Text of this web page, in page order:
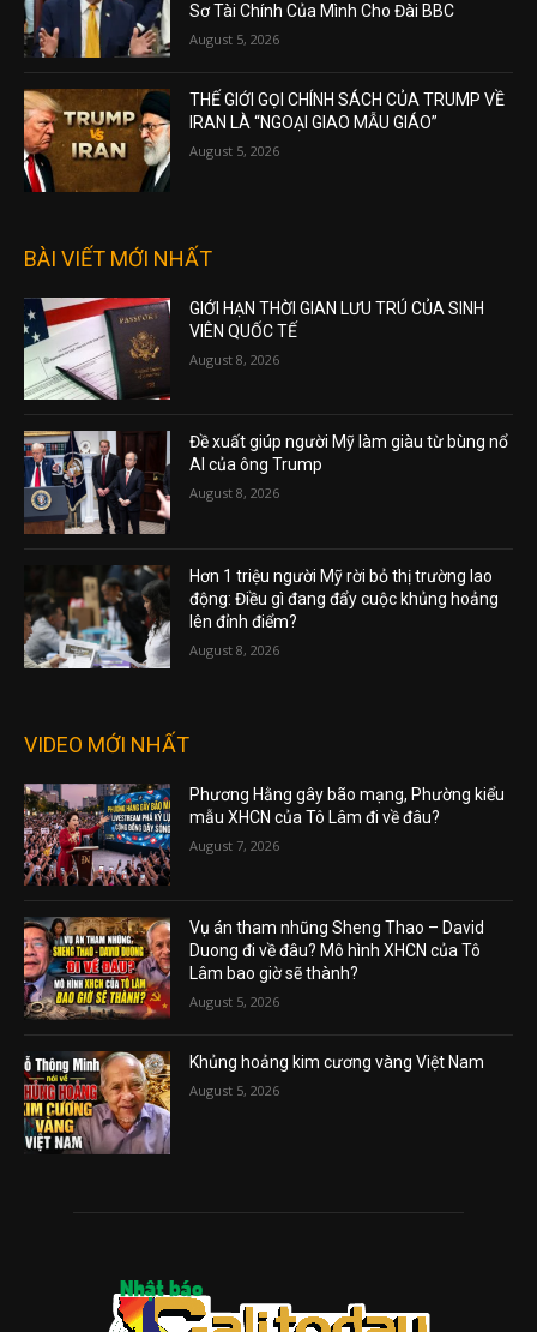
Sơ Tài Chính Của Mình Cho Đài BBC
August 5, 2026
THẾ GIỚI GỌI CHÍNH SÁCH CỦA TRUMP VỀ
IRAN LÀ “NGOẠI GIAO MẪU GIÁO”
August 5, 2026
BÀI VIẾT MỚI NHẤT
GIỚI HẠN THỜI GIAN LƯU TRÚ CỦA SINH
VIÊN QUỐC TẾ
August 8, 2026
Đề xuất giúp người Mỹ làm giàu từ bùng nổ
AI của ông Trump
August 8, 2026
Hơn 1 triệu người Mỹ rời bỏ thị trường lao
động: Điều gì đang đẩy cuộc khủng hoảng
lên đỉnh điểm?
August 8, 2026
VIDEO MỚI NHẤT
Phương Hằng gây bão mạng, Phường kiểu
mẫu XHCN của Tô Lâm đi về đâu?
August 7, 2026
Vụ án tham nhũng Sheng Thao – David
Duong đi về đâu? Mô hình XHCN của Tô
Lâm bao giờ sẽ thành?
August 5, 2026
Khủng hoảng kim cương vàng Việt Nam
August 5, 2026